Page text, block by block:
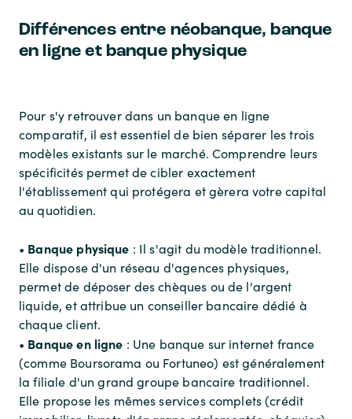
Différences entre néobanque, banque
en ligne et banque physique
Pour s'y retrouver dans un banque en ligne
comparatif, il est essentiel de bien séparer les trois
modèles existants sur le marché. Comprendre leurs
spécificités permet de cibler exactement
l'établissement qui protégera et gèrera votre capital
au quotidien.
• Banque physique : Il s'agit du modèle traditionnel.
Elle dispose d'un réseau d'agences physiques,
permet de déposer des chèques ou de l'argent
liquide, et attribue un conseiller bancaire dédié à
chaque client.
• Banque en ligne : Une banque sur internet france
(comme Boursorama ou Fortuneo) est généralement
la filiale d'un grand groupe bancaire traditionnel.
Elle propose les mêmes services complets (crédit